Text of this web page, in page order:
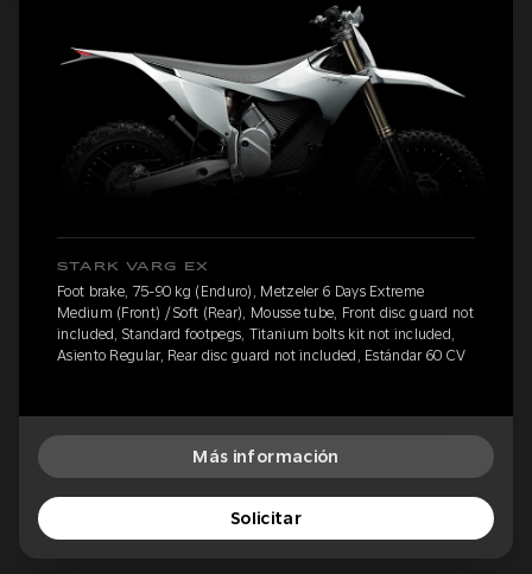
STARK VARG EX
Foot brake, 75-90 kg (Enduro), Metzeler 6 Days Extreme
Medium (Front) / Soft (Rear), Mousse tube, Front disc guard not
included, Standard footpegs, Titanium bolts kit not included,
Asiento Regular, Rear disc guard not included, Estándar 60 CV
Más información
Solicitar